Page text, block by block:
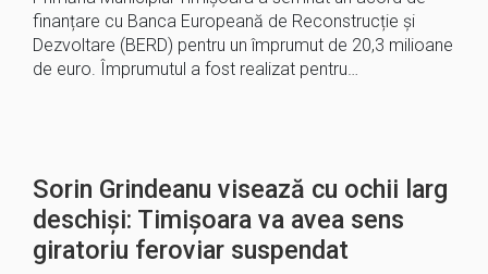
finanțare cu Banca Europeană de Reconstrucție și
Dezvoltare (BERD) pentru un împrumut de 20,3 milioane
de euro. Împrumutul a fost realizat pentru…
Sorin Grindeanu visează cu ochii larg
deschiși: Timișoara va avea sens
giratoriu feroviar suspendat